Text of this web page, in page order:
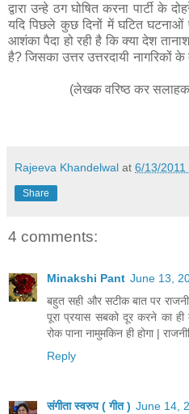
द्वारा उन्हे ठग घोषित करना पार्टी के
यदि पिछले कुछ दिनों में घटित घटनाओं
आशंका पैदा हो रही है कि क्या देश
है? जिसका उत्तर उत्तरदायी नागरिकों
(लेखक वरिष्ठ कर
Rajeeva Khandelwal at 6/13/2011
Share
4 comments:
Minakshi Pant June 13,
बहुत सही और सटीक बात पर
पूरा प्रयास सबको दूर करने का
रोक पाना नामुमकिन ही होगा |
Reply
संगीता स्वरुप ( गीत ) June 14,